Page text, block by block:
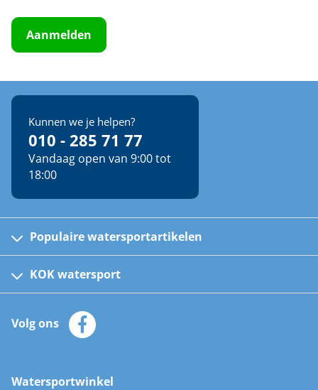
Aanmelden
Kunnen we je helpen?
010 - 285 71 77
Vandaag open van 9:00 tot
18:00
Populaire watersportartikelen
Kinder reddingsvesten
Automatische reddingsvesten
Zeilkleding
Zonnepanelen
AIS transponders
KOK watersport
Klantenservice
Merken
Volg ons
Watersportwinkel